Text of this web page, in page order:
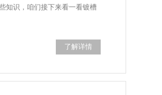
知识，咱们接下来看一看镀槽
了解详情